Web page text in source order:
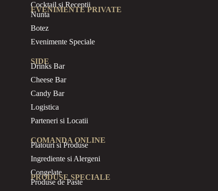
Cocktail si Receptii
EVENIMENTE PRIVATE
Nunta
Botez
Evenimente Speciale
SIDE
Drinks Bar
Cheese Bar
Candy Bar
Logistica
Parteneri si Locatii
COMANDA ONLINE
Platouri si Produse
Ingrediente si Alergeni
Congelate
PRODUSE SPECIALE
Produse de Paste